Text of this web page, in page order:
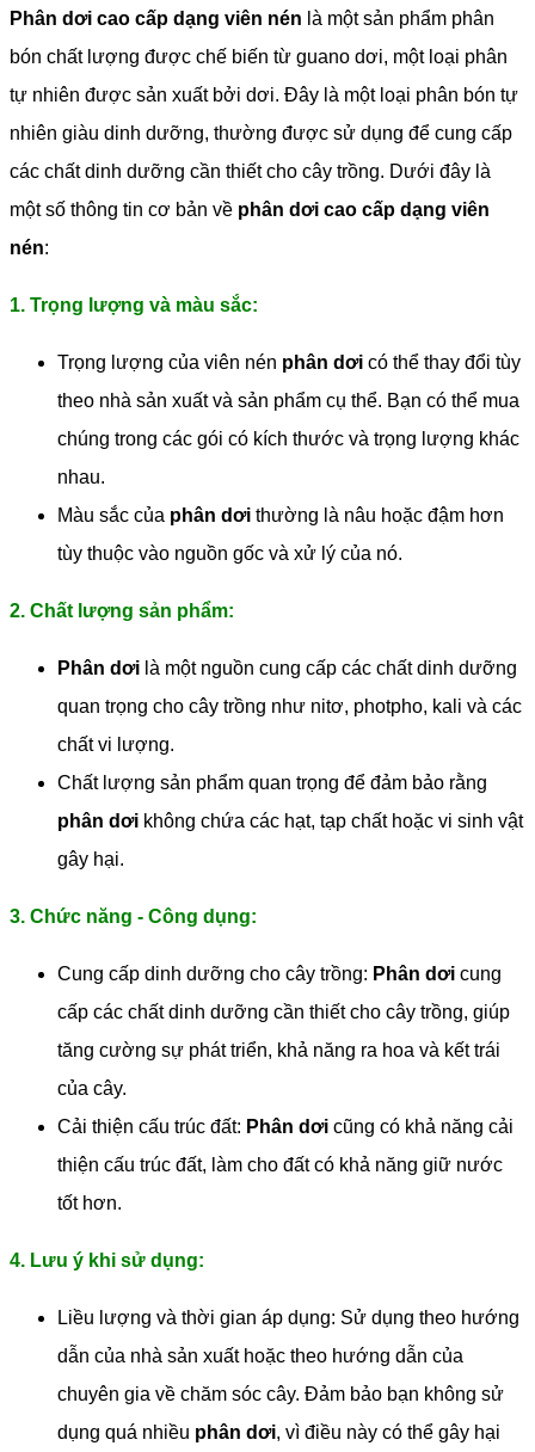
Phân dơi cao cấp dạng viên nén là một sản phẩm phân
bón chất lượng được chế biến từ guano dơi, một loại phân
tự nhiên được sản xuất bởi dơi. Đây là một loại phân bón tự
nhiên giàu dinh dưỡng, thường được sử dụng để cung cấp
các chất dinh dưỡng cần thiết cho cây trồng. Dưới đây là
một số thông tin cơ bản về phân dơi cao cấp dạng viên
nén:
1. Trọng lượng và màu sắc:
Trọng lượng của viên nén phân dơi có thể thay đổi tùy
theo nhà sản xuất và sản phẩm cụ thể. Bạn có thể mua
chúng trong các gói có kích thước và trọng lượng khác
nhau.
Màu sắc của phân dơi thường là nâu hoặc đậm hơn
tùy thuộc vào nguồn gốc và xử lý của nó.
2. Chất lượng sản phẩm:
Phân dơi là một nguồn cung cấp các chất dinh dưỡng
quan trọng cho cây trồng như nitơ, photpho, kali và các
chất vi lượng.
Chất lượng sản phẩm quan trọng để đảm bảo rằng
phân dơi không chứa các hạt, tạp chất hoặc vi sinh vật
gây hại.
3. Chức năng - Công dụng:
Cung cấp dinh dưỡng cho cây trồng: Phân dơi cung
cấp các chất dinh dưỡng cần thiết cho cây trồng, giúp
tăng cường sự phát triển, khả năng ra hoa và kết trái
của cây.
Cải thiện cấu trúc đất: Phân dơi cũng có khả năng cải
thiện cấu trúc đất, làm cho đất có khả năng giữ nước
tốt hơn.
4. Lưu ý khi sử dụng:
Liều lượng và thời gian áp dụng: Sử dụng theo hướng
dẫn của nhà sản xuất hoặc theo hướng dẫn của
chuyên gia về chăm sóc cây. Đảm bảo bạn không sử
dụng quá nhiều phân dơi, vì điều này có thể gây hại